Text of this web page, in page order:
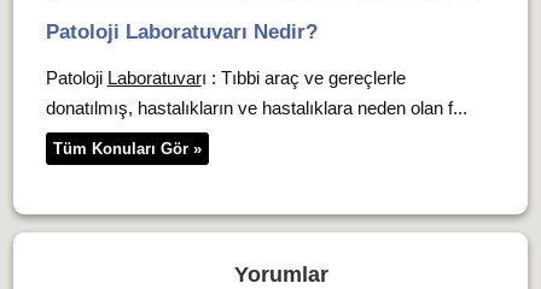
Patoloji Laboratuvarı Nedir?
Patoloji Laboratuvarı : Tıbbi araç ve gereçlerle
donatılmış, hastalıkların ve hastalıklara neden olan f...
Tüm Konuları Gör »
Yorumlar